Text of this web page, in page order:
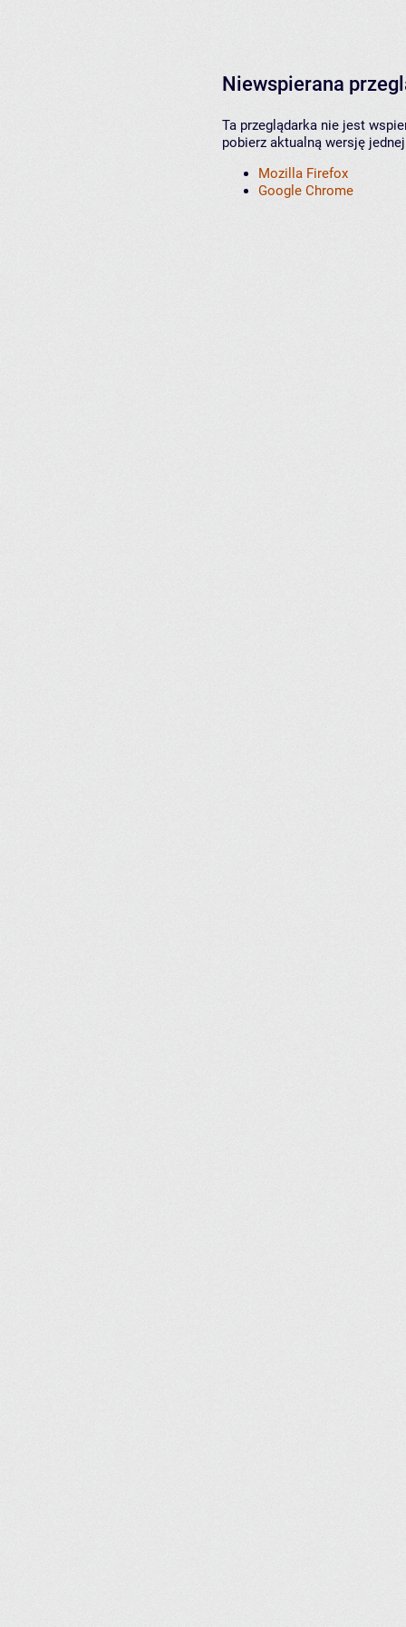
Niewspierana
Ta przeglądarka nie jest
pobierz aktualną wersję
Mozilla Firefox
Google Chrome